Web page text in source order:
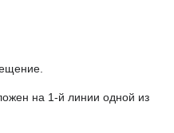
на 1-й линии одной из